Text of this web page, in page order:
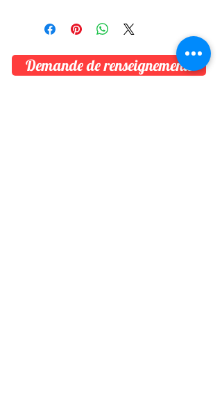
Demande de renseignements